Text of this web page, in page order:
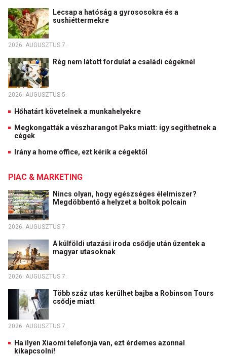
Lecsap a hatóság a gyrososokra és a
sushiéttermekre
2026. AUGUSZTUS 7.
Rég nem látott fordulat a családi cégeknél
2026. AUGUSZTUS 5.
Hőhatárt követelnek a munkahelyekre
Megkongatták a vészharangot Paks miatt: így segíthetnek a
cégek
Irány a home office, ezt kérik a cégektől
PIAC & MARKETING
Nincs olyan, hogy egészséges élelmiszer?
Megdöbbentő a helyzet a boltok polcain
2026. AUGUSZTUS 7.
A külföldi utazási iroda csődje után üzentek a
magyar utasoknak
2026. AUGUSZTUS 7.
Több száz utas kerülhet bajba a Robinson Tours
csődje miatt
2026. AUGUSZTUS 7.
Ha ilyen Xiaomi telefonja van, ezt érdemes azonnal
kikapcsolni!